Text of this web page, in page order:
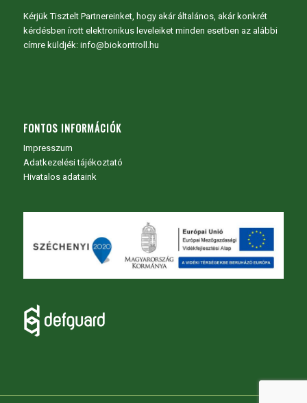
Kérjük Tisztelt Partnereinket, hogy akár általános, akár konkrét
kérdésben írott elektronikus leveleiket minden esetben az alábbi
címre küldjék: info@biokontroll.hu
FONTOS INFORMÁCIÓK
Impresszum
Adatkezelési tájékoztató
Hivatalos adataink